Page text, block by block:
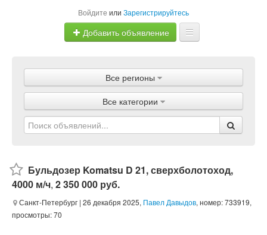
Войдите или Зарегистрируйтесь
Добавить объявление
Объявления
Магазины
Услуги
Все регионы
Все категории
Бульдозер Komatsu D 21, сверхболотоход,
4000 м/ч, 2 350 000 руб.
Санкт-Петербург | 26 декабря 2025, Павел Давыдов, номер: 733919,
просмотры: 70